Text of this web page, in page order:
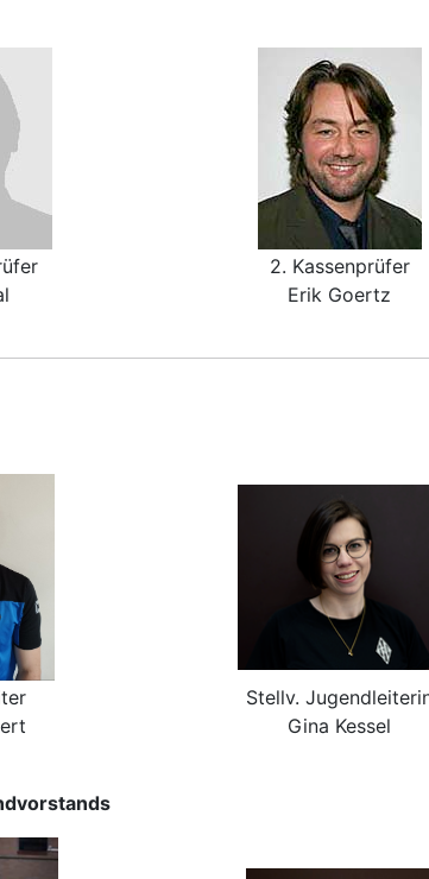
2. Kassenprüfer
Erik Goertz
Stellv.
Gina Kessel